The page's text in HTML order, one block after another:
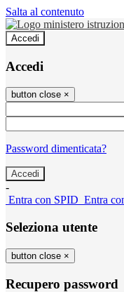
Salta al contenuto
Accedi
Accedi
button close ×
Password dimenticata?
-
Entra con SPID Entra
Seleziona utente
button close ×
Recupero password